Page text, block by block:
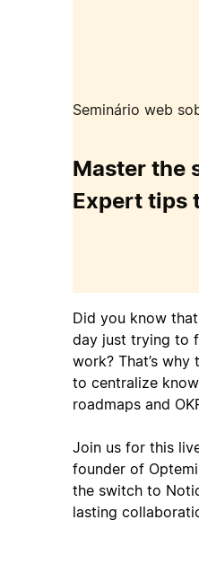
Seminário web
Master the
Expert tips
Did you know
day just trying to
work? That’s
to centralize
roadmaps and
Join us for this
founder of
the switch to
lasting